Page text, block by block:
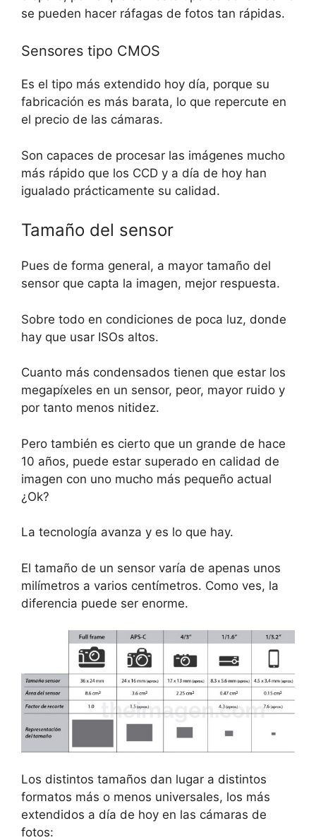
se pueden hacer ráfagas de fotos tan rápidas.
Sensores tipo CMOS
Es el tipo más extendido hoy día, porque su
fabricación es más barata, lo que repercute en
el precio de las cámaras.
Son capaces de procesar las imágenes mucho
más rápido que los CCD y a día de hoy han
igualado prácticamente su calidad.
Tamaño del sensor
Pues de forma general, a mayor tamaño del
sensor que capta la imagen, mejor respuesta.
Sobre todo en condiciones de poca luz, donde
hay que usar ISOs altos.
Cuanto más condensados tienen que estar los
megapíxeles en un sensor, peor, mayor ruido y
por tanto menos nitidez.
Pero también es cierto que un grande de hace
10 años, puede estar superado en calidad de
imagen con uno mucho más pequeño actual
¿Ok?
La tecnología avanza y es lo que hay.
El tamaño de un sensor varía de apenas unos
milímetros a varios centímetros. Como ves, la
diferencia puede ser enorme.
Los distintos tamaños dan lugar a distintos
formatos más o menos universales, los más
extendidos a día de hoy en las cámaras de
fotos: